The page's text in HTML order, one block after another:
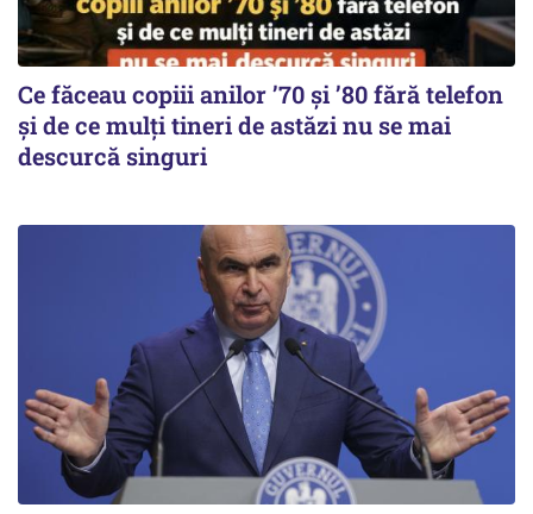
Ce făceau copiii anilor ’70 și ’80 fără telefon
și de ce mulți tineri de astăzi nu se mai
descurcă singuri